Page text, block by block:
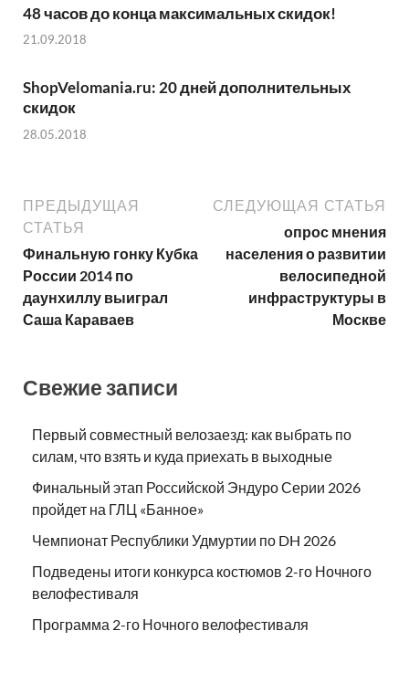
48 часов до конца максимальных скидок!
21.09.2018
ShopVelomania.ru: 20 дней дополнительных
скидок
28.05.2018
ПРЕДЫДУЩАЯ
СТАТЬЯ
Финальную гонку Кубка
России 2014 по
даунхиллу выиграл
Саша Караваев
СЛЕДУЮЩАЯ СТАТЬЯ
опрос мнения
населения о развитии
велосипедной
инфраструктуры в
Москве
Свежие записи
Первый совместный велозаезд: как выбрать по
силам, что взять и куда приехать в выходные
Финальный этап Российской Эндуро Серии 2026
пройдет на ГЛЦ «Банное»
Чемпионат Республики Удмуртии по DH 2026
Подведены итоги конкурса костюмов 2-го Ночного
велофестиваля
Программа 2-го Ночного велофестиваля